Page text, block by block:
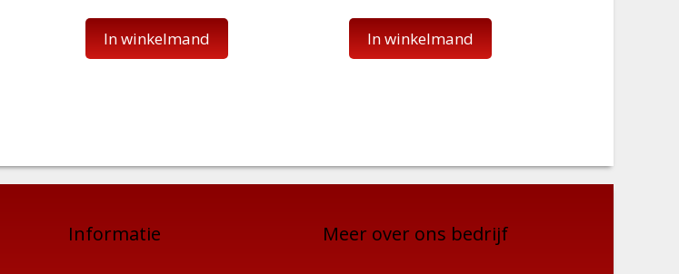
In winkelmand In winkelmand
Informatie Meer over ons bedrijf